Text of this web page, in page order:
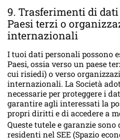
9. Trasferimenti di
Paesi terzi o
internazionali
I tuoi dati personali possono
Paesi, ossia verso un paese
cui risiedi) o verso
internazionali. La Società
necessarie per proteggere i
garantire agli interessati la
propri diritti e di accedere a
Queste tutele e garanzie
residenti nel SEE (Spazio